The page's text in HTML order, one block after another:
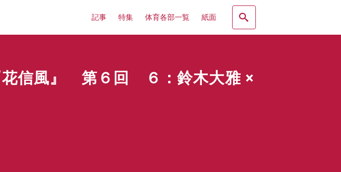
記事 特集 体育各部一覧 紙面
花信風』 第６回 ６：鈴木大雅 ×